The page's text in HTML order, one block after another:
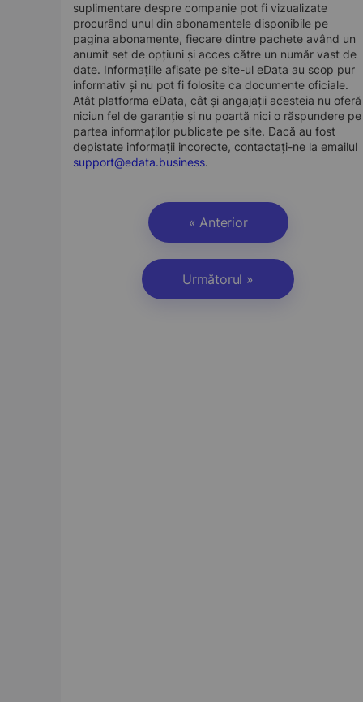
suplimentare despre companie pot fi vizualizate
procurând unul din abonamentele disponibile pe
pagina abonamente, fiecare dintre pachete având un
anumit set de opțiuni și acces către un număr vast de
date. Informațiile afișate pe site-ul eData au scop pur
informativ și nu pot fi folosite ca documente oficiale.
Atât platforma eData, cât și angajații acesteia nu oferă
niciun fel de garanție și nu poartă nici o răspundere pe
partea informaților publicate pe site. Dacă au fost
depistate informații incorecte, contactați-ne la emailul
support@edata.business.
« Anterior
Următorul »